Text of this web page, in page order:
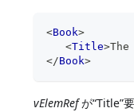
<Book>
<Title>
</Book>
vElemRefが“Title”